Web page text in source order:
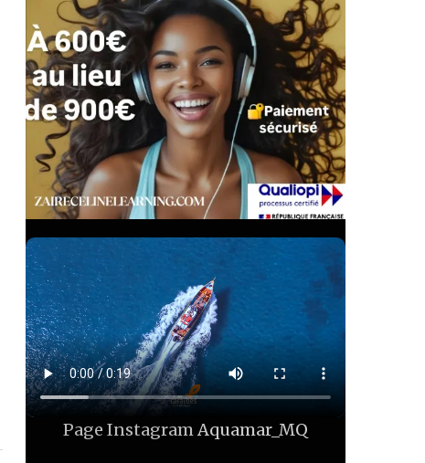
Page InstagramAquamar_MQ